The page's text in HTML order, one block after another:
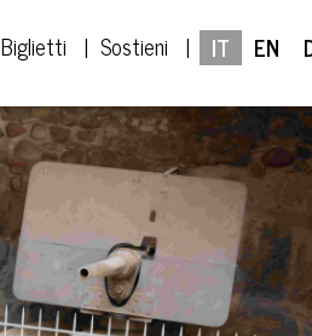
Biglietti Sostieni IT EN